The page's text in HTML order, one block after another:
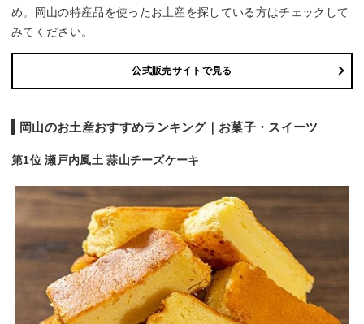
め。岡山の特産品を使ったお土産を探している方はチェックして
みてください。
公式販売サイトで見る
岡山のお土産おすすめランキング｜お菓子・スイーツ
第1位 瀬戸内風土 蒜山チーズケーキ